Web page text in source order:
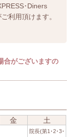
･Diners
利用頂けます。
合がございますの
金 土
院長(第1･2･3･